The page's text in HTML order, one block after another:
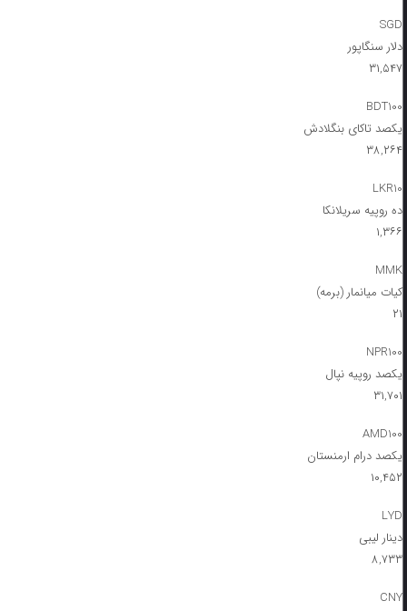
SGD
دلار سنگاپور
۳۱,۵۴۷
BDT100
یکصد تاکای بنگلادش
۳۸,۲۶۴
LKR10
ده روپیه سریلانکا
۱,۳۶۶
MMK
کیات میانمار (برمه)
۲۱
NPR100
یکصد روپیه نپال
۳۱,۷۰۱
AMD100
یکصد درام ارمنستان
۱۰,۴۵۲
LYD
دینار لیبی
۸,۷۳۳
CNY